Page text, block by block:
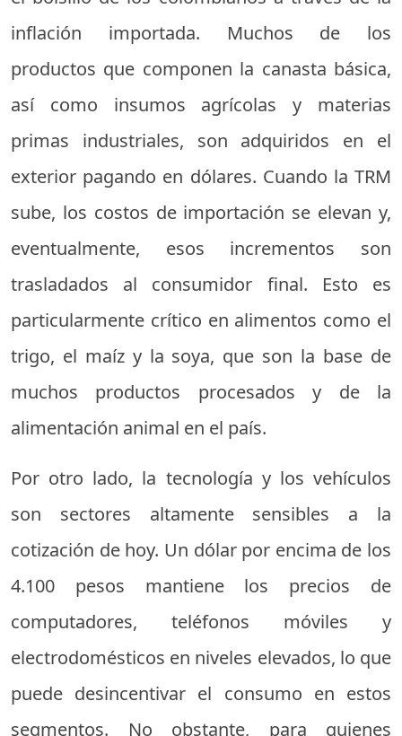
inflación importada. Muchos de los
productos que componen la canasta básica,
así como insumos agrícolas y materias
primas industriales, son adquiridos en el
exterior pagando en dólares. Cuando la TRM
sube, los costos de importación se elevan y,
eventualmente, esos incrementos son
trasladados al consumidor final. Esto es
particularmente crítico en alimentos como el
trigo, el maíz y la soya, que son la base de
muchos productos procesados y de la
alimentación animal en el país.
Por otro lado, la tecnología y los vehículos
son sectores altamente sensibles a la
cotización de hoy. Un dólar por encima de los
4.100 pesos mantiene los precios de
computadores, teléfonos móviles y
electrodomésticos en niveles elevados, lo que
puede desincentivar el consumo en estos
segmentos. No obstante, para quienes